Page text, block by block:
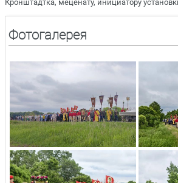
Кронштадтка, меценату, инициатору
Фотогалерея